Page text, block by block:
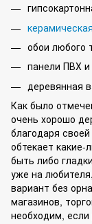
обои любого
панели ПВХ
деревянная
Как было
очень хорошо
благодаря
обтекает
быть либо
уже на
вариант без
магазинов,
необходим,